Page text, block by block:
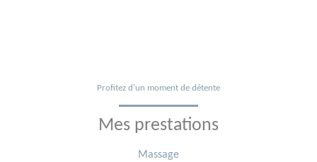
Profitez d’un moment de détente
Mes prestations
Massage